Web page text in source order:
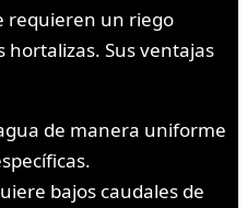
requieren un riego
Sus ventajas
de manera uniforme
bajos caudales de